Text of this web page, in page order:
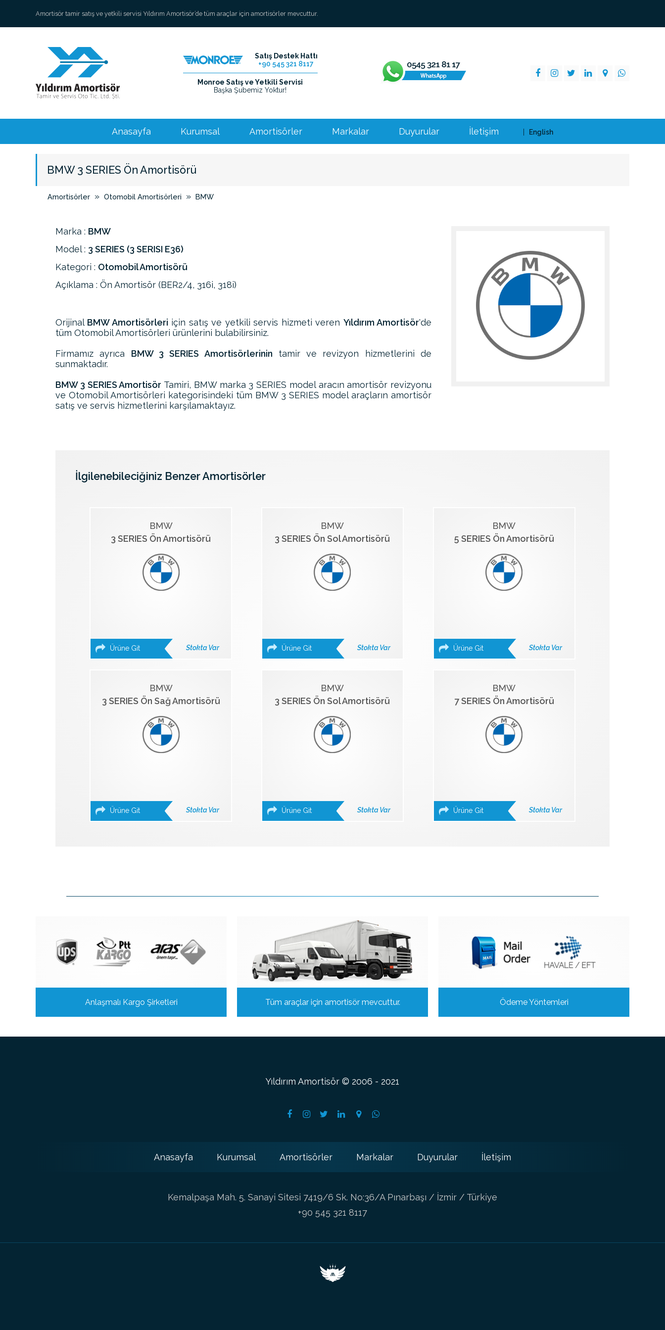
Amortisör tamir satış ve yetkili servisi Yıldırım Amortisör’de tüm araçlar için amortisörler mevcuttur.
Satış Destek Hattı
+90 545 321 8117
Monroe Satış ve Yetkili Servisi
Başka Şubemiz Yoktur!
Anasayfa Kurumsal Amortisörler Markalar Duyurular İletişim English
BMW 3 SERIES Ön Amortisörü
Amortisörler » Otomobil Amortisörleri » BMW
Marka : BMW
Model : 3 SERIES (3 SERISI E36)
Kategori : Otomobil Amortisörü
Açıklama : Ön Amortisör (BER2/4, 316i, 318i)
Orijinal BMW Amortisörleri için satış ve yetkili servis hizmeti veren Yıldırım Amortisör'de
tüm Otomobil Amortisörleri ürünlerini bulabilirsiniz.
Firmamız ayrıca BMW 3 SERIES Amortisörlerinin tamir ve revizyon hizmetlerini de
sunmaktadır.
BMW 3 SERIES Amortisör Tamiri, BMW marka 3 SERIES model aracın amortisör revizyonu
ve Otomobil Amortisörleri kategorisindeki tüm BMW 3 SERIES model araçların amortisör
satış ve servis hizmetlerini karşılamaktayız.
İlgilenebileciğiniz Benzer Amortisörler
BMW
3 SERIES Ön Amortisörü
Ürüne Git Stokta Var
BMW
3 SERIES Ön Sol Amortisörü
Ürüne Git Stokta Var
BMW
5 SERIES Ön Amortisörü
Ürüne Git Stokta Var
BMW
3 SERIES Ön Sağ Amortisörü
Ürüne Git Stokta Var
BMW
3 SERIES Ön Sol Amortisörü
Ürüne Git Stokta Var
BMW
7 SERIES Ön Amortisörü
Ürüne Git Stokta Var
Anlaşmalı Kargo Şirketleri Tüm araçlar için amortisör mevcuttur. Ödeme Yöntemleri
Yıldırım Amortisör © 2006 - 2021
Anasayfa Kurumsal Amortisörler Markalar Duyurular İletişim
Kemalpaşa Mah. 5. Sanayi Sitesi 7419/6 Sk. No:36/A Pınarbaşı / İzmir / Türkiye
+90 545 321 8117